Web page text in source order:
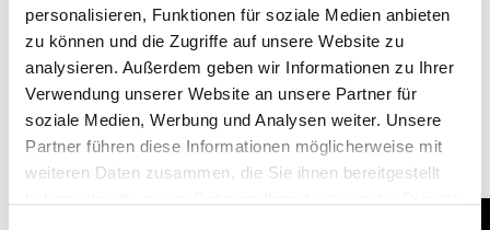
personalisieren, Funktionen für soziale Medien anbieten
zu können und die Zugriffe auf unsere Website zu
analysieren. Außerdem geben wir Informationen zu Ihrer
Verwendung unserer Website an unsere Partner für
soziale Medien, Werbung und Analysen weiter. Unsere
Partner führen diese Informationen möglicherweise mit
weiteren Daten zusammen, die Sie ihnen bereitgestellt